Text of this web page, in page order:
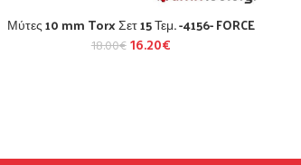
Μύτες 10 mm Torx Σετ 15 Τεμ. -4156- FORCE
18.00€ 16.20€